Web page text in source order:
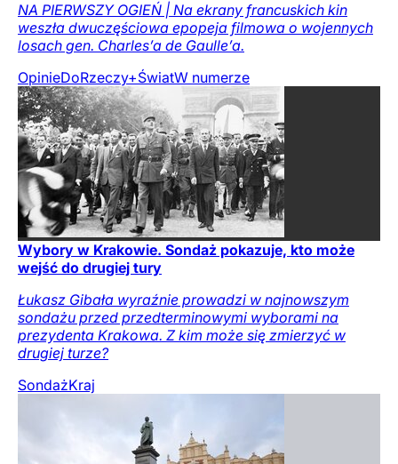
NA PIERWSZY OGIEŃ | Na ekrany francuskich kin
weszła dwuczęściowa epopeja filmowa o wojennych
losach gen. Charles’a de Gaulle’a.
OpinieDoRzeczy+ŚwiatW numerze
Wybory w Krakowie. Sondaż pokazuje, kto może
wejść do drugiej tury
Łukasz Gibała wyraźnie prowadzi w najnowszym
sondażu przed przedterminowymi wyborami na
prezydenta Krakowa. Z kim może się zmierzyć w
drugiej turze?
SondażKraj